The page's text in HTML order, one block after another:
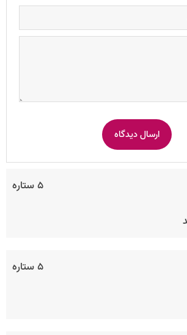
۵ ستاره
۵ ستاره